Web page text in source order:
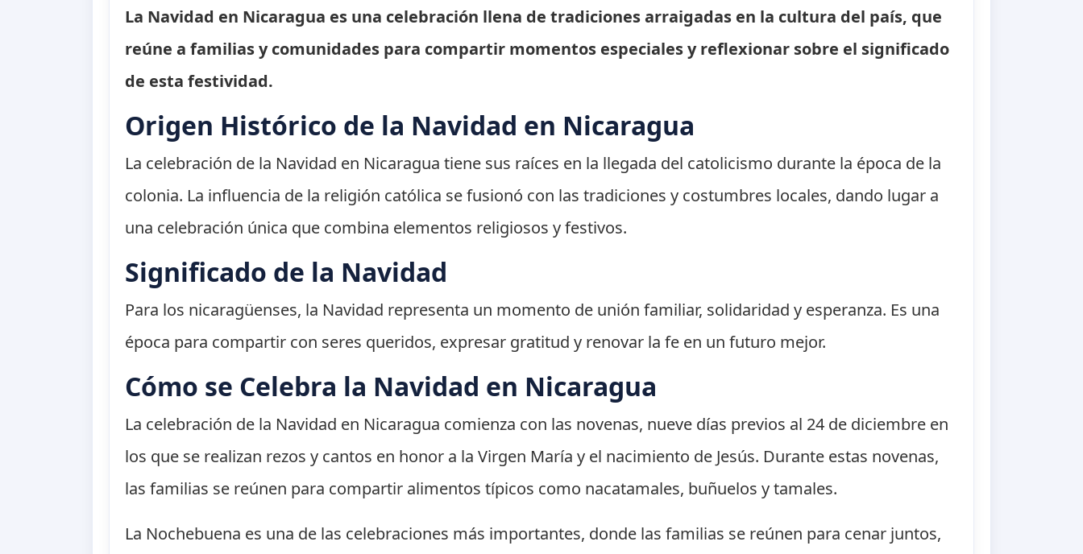
La Navidad en Nicaragua es una celebración llena de tradiciones arraigadas en la cultura del país, que
reúne a familias y comunidades para compartir momentos especiales y reflexionar sobre el significado
de esta festividad.
Origen Histórico de la Navidad en Nicaragua
La celebración de la Navidad en Nicaragua tiene sus raíces en la llegada del catolicismo durante la época de la
colonia. La influencia de la religión católica se fusionó con las tradiciones y costumbres locales, dando lugar a
una celebración única que combina elementos religiosos y festivos.
Significado de la Navidad
Para los nicaragüenses, la Navidad representa un momento de unión familiar, solidaridad y esperanza. Es una
época para compartir con seres queridos, expresar gratitud y renovar la fe en un futuro mejor.
Cómo se Celebra la Navidad en Nicaragua
La celebración de la Navidad en Nicaragua comienza con las novenas, nueve días previos al 24 de diciembre en
los que se realizan rezos y cantos en honor a la Virgen María y el nacimiento de Jesús. Durante estas novenas,
las familias se reúnen para compartir alimentos típicos como nacatamales, buñuelos y tamales.
La Nochebuena es una de las celebraciones más importantes, donde las familias se reúnen para cenar juntos,